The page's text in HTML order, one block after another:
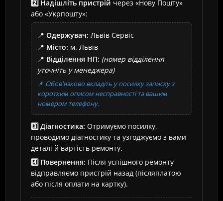
2️⃣ Надішліть пристрій через «Нову Пошту»
або «Укрпошту»:
📍 Одержувач: Львів Сервіс
📍 Місто: м. Львів
📍 Відділення НП: (номер відділення
уточніть у менеджера)
📌 Обов'язково вкладіть у посилку записку з
коротким описом несправності та вашим
номером телефону.
3️⃣ Діагностика: Отримуємо посилку,
проводимо діагностику та узгоджуємо з вами
деталі й вартість ремонту.
4️⃣ Повернення: Після успішного ремонту
відправляємо пристрій назад (післяплатою
або після оплати на картку).